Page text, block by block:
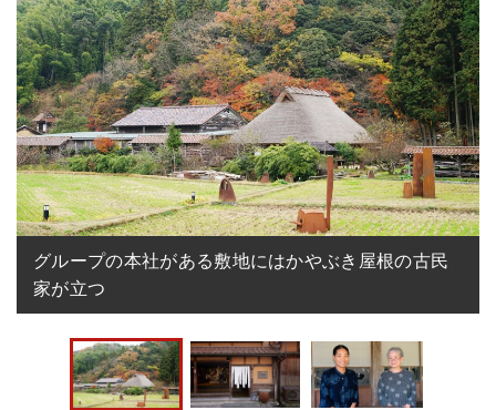
グループの本社がある敷地にはかやぶき屋根の古民
家が立つ